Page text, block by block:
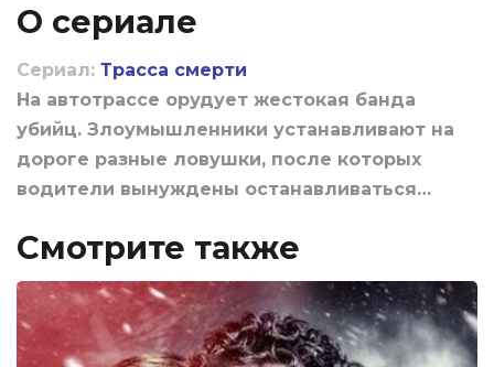
О сериале
Сериал: Трасса смерти
На автотрассе орудует жестокая банда
убийц. Злоумышленники устанавливают на
дороге разные ловушки, после которых
водители вынуждены останавливаться…
Смотрите также